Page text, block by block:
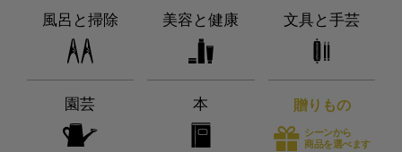
風呂と掃除 美容と健康 文具と手芸
園芸 本 贈りもの
シーンから
商品を選べます